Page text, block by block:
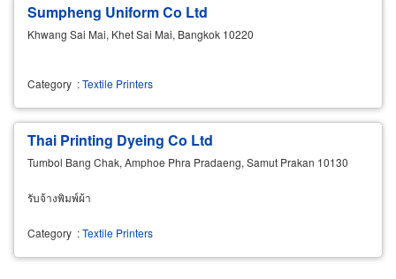
Sumpheng Uniform Co Ltd
Khwang Sai Mai, Khet Sai Mai, Bangkok 10220
Category :Textile Printers
Thai Printing Dyeing Co Ltd
Tumbol Bang Chak, Amphoe Phra Pradaeng, Samut Prakan 10130
รับจ้างพิมพ์ผ้า
Category :Textile Printers